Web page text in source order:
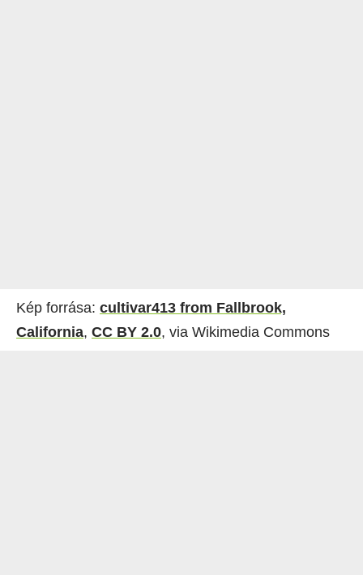
Kép forrása: cultivar413 from Fallbrook,
California, CC BY 2.0, via Wikimedia Commons